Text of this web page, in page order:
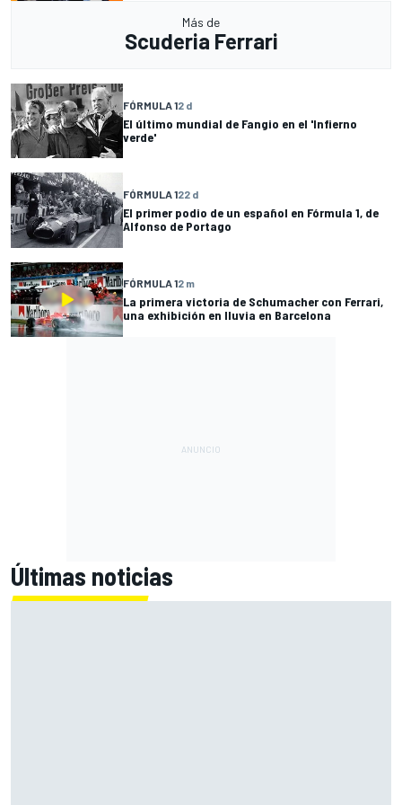
Más de
Scuderia Ferrari
FÓRMULA 12 d
El último mundial de Fangio en el 'Infierno
verde'
FÓRMULA 122 d
El primer podio de un español en Fórmula 1, de
Alfonso de Portago
FÓRMULA 12 m
La primera victoria de Schumacher con Ferrari,
una exhibición en lluvia en Barcelona
Últimas noticias